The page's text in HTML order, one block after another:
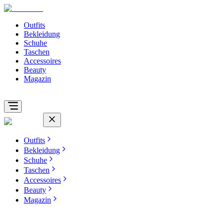
Outfits
Bekleidung
Schuhe
Taschen
Accessoires
Beauty
Magazin
Outfits
Bekleidung
Schuhe
Taschen
Accessoires
Beauty
Magazin